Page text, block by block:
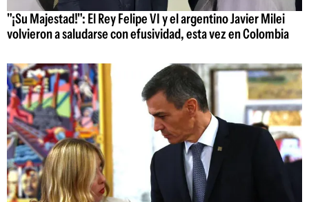
"¡Su Majestad!": El Rey Felipe VI y el argentino Javier Milei
volvieron a saludarse con efusividad, esta vez en Colombia